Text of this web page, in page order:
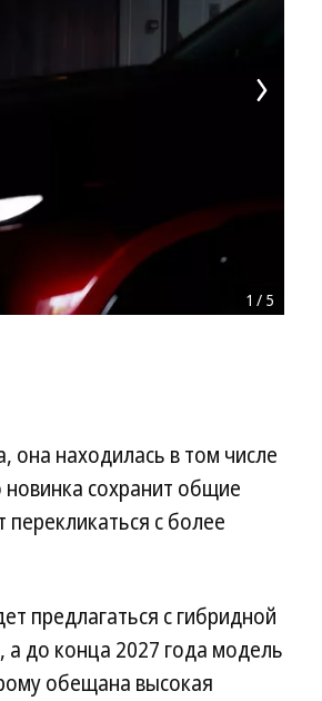
1 / 5
она находилась в том числе
сохранит общие
с более
предлагаться с гибридной
а до конца 2027 года модель
обещана высокая